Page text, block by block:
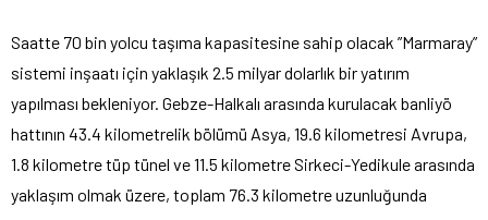
Saatte 70 bin yolcu taşıma kapasitesine sahip olacak ”Marmaray”
sistemi inşaatı için yaklaşık 2.5 milyar dolarlık bir yatırım
yapılması bekleniyor. Gebze-Halkalı arasında kurulacak banliyö
hattının 43.4 kilometrelik bölümü Asya, 19.6 kilometresi Avrupa,
1.8 kilometre tüp tünel ve 11.5 kilometre Sirkeci-Yedikule arasında
yaklaşım olmak üzere, toplam 76.3 kilometre uzunluğunda